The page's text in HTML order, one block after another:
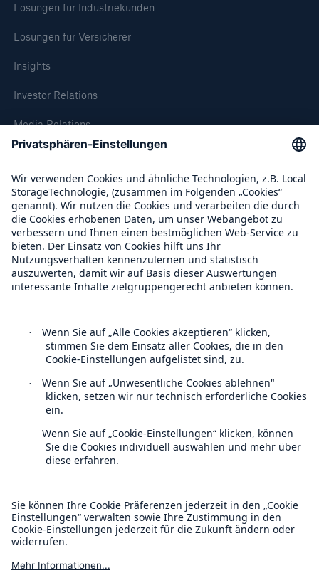
Lösungen für Industriekunden
Lösungen für Versicherer
Insights
Investor Relations
Media Relations
Compliance
Über Munich Re
Munich Re Weltweit
Datenschutz
Rechtliche Hinweise
Sitemap
Impressum